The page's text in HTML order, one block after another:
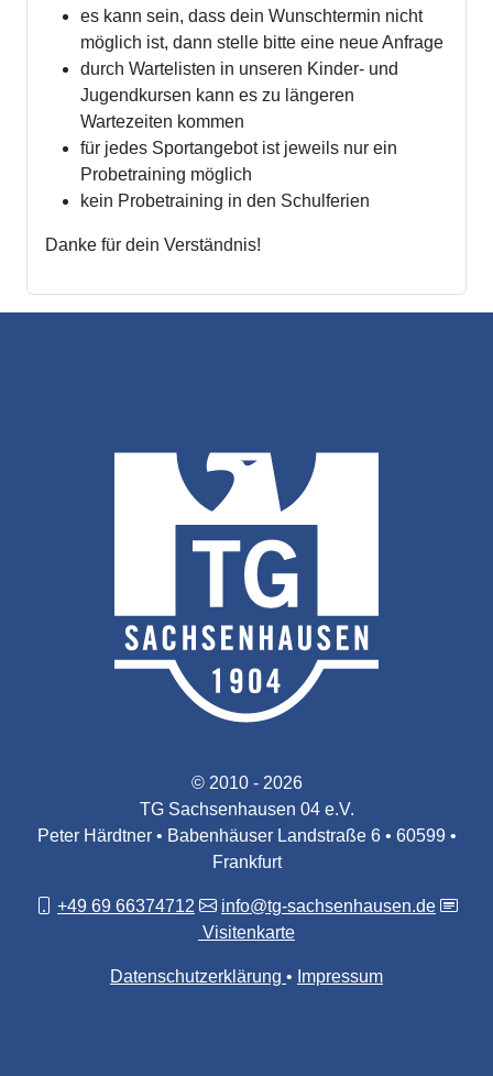
es kann sein, dass dein Wunschtermin nicht
möglich ist, dann stelle bitte eine neue Anfrage
durch Wartelisten in unseren Kinder- und
Jugendkursen kann es zu längeren
Wartezeiten kommen
für jedes Sportangebot ist jeweils nur ein
Probetraining möglich
kein Probetraining in den Schulferien
Danke für dein Verständnis!
© 2010 - 2026
TG Sachsenhausen 04 e.V.
Peter Härdtner • Babenhäuser Landstraße 6 • 60599 •
Frankfurt
+49 69 66374712
info@tg-sachsenhausen.de
Visitenkarte
Datenschutzerklärung Impressum